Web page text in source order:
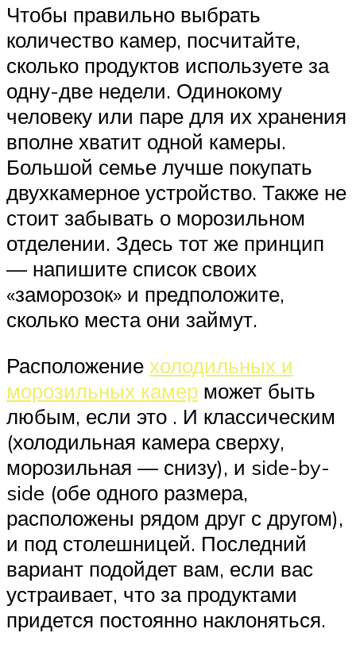
Чтобы правильно выбрать
количество камер, посчитайте,
сколько продуктов используете за
одну-две недели. Одинокому
человеку или паре для их хранения
вполне хватит одной камеры.
Большой семье лучше покупать
двухкамерное устройство. Также не
стоит забывать о морозильном
отделении. Здесь тот же принцип
— напишите список своих
«заморозок» и предположите,
сколько места они займут.
Расположение холодильных и
морозильных камер может быть
любым, если это . И классическим
(холодильная камера сверху,
морозильная — снизу), и side-by-
side (обе одного размера,
расположены рядом друг с другом),
и под столешницей. Последний
вариант подойдет вам, если вас
устраивает, что за продуктами
придется постоянно наклоняться.